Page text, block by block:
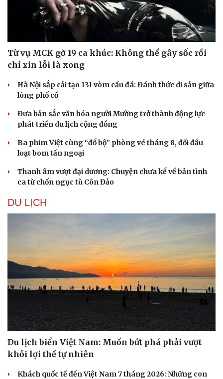
Sức khỏe
Dinh dưỡng - món ngon
Cây thuốc
Nam khoa
Phòng mạch online
Ăn sạch sống khỏe
Đời sống
Nhà đẹp
Blog
Tình yêu - Gia đình
Từ vụ MCK gỡ 19 ca khúc: Không thể gây sốc rồi
chỉ xin lỗi là xong
Hà Nội sắp cải tạo 131 vòm cầu đá: Đánh thức di sản giữa
lòng phố cổ
Đưa bản sắc văn hóa người Mường trở thành động lực
phát triển du lịch cộng đồng
Ba phim Việt cùng “đổ bộ” phòng vé tháng 8, đối đầu
loạt bom tấn ngoại
Thanh âm vượt đại dương: Chuyện chưa kể về bản tình
ca từ chốn ngục tù Côn Đảo
DU LỊCH
Du lịch biển Việt Nam: Muốn bứt phá phải vượt
khỏi lợi thế tự nhiên
Khách quốc tế đến Việt Nam 7 tháng 2026: Những con